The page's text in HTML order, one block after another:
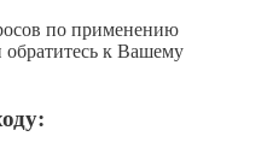
по применению
к Вашему